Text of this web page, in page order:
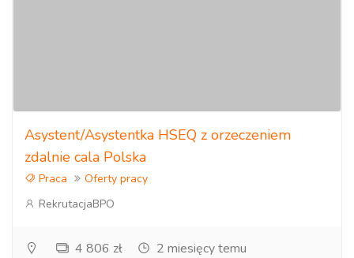
Asystent/Asystentka HSEQ z orzeczeniem
zdalnie cala Polska
Praca
Oferty pracy
RekrutacjaBPO
4 806 zł 2 miesięcy temu